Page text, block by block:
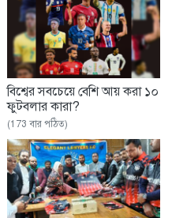
বিশ্বের সবচেয়ে বেশি আয় করা ১০
ফুটবলার কারা?
(173 বার পঠিত)